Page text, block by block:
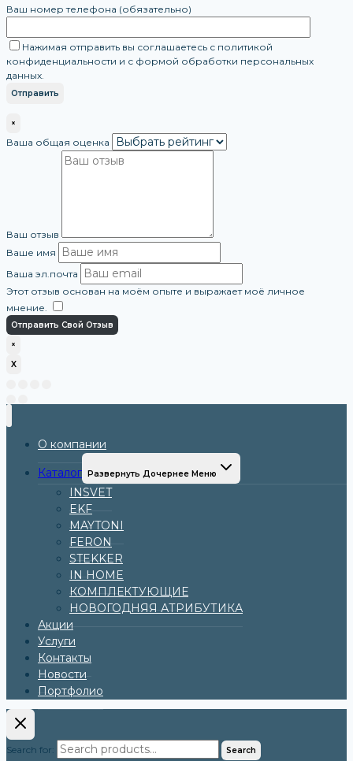
Ваш номер телефона (обязательно)
Нажимая отправить вы соглашаетесь с политикой
конфиденциальности и с формой обработки персональных
данных.
×
Ваша общая оценка
Ваш отзыв
Ваше имя
Ваша эл.почта
Этот отзыв основан на моём опыте и выражает моё личное
мнение.
Отправить Свой Отзыв
×
X
О компании
Каталог Развернуть Дочернее Меню
INSVET
EKF
MAYTONI
FERON
STEKKER
IN HOME
КОМПЛЕКТУЮЩИЕ
НОВОГОДНЯЯ АТРИБУТИКА
Акции
Услуги
Контакты
Новости
Портфолио
Search for: Search